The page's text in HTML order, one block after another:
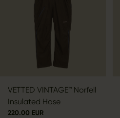
VETTED VINTAGE™ Norfell
Insulated Hose
220.00 EUR